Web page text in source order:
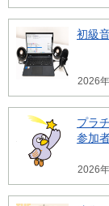
初級
2026
プラ
参加
2026